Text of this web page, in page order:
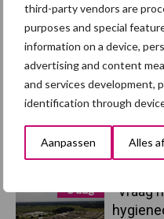
third-party vendors are
purposes and special
information on a device,
advertising and content
and services development,
identification through
Aanpassen Alles
Primaire
Recent nieuws
5 aug
“Vraag